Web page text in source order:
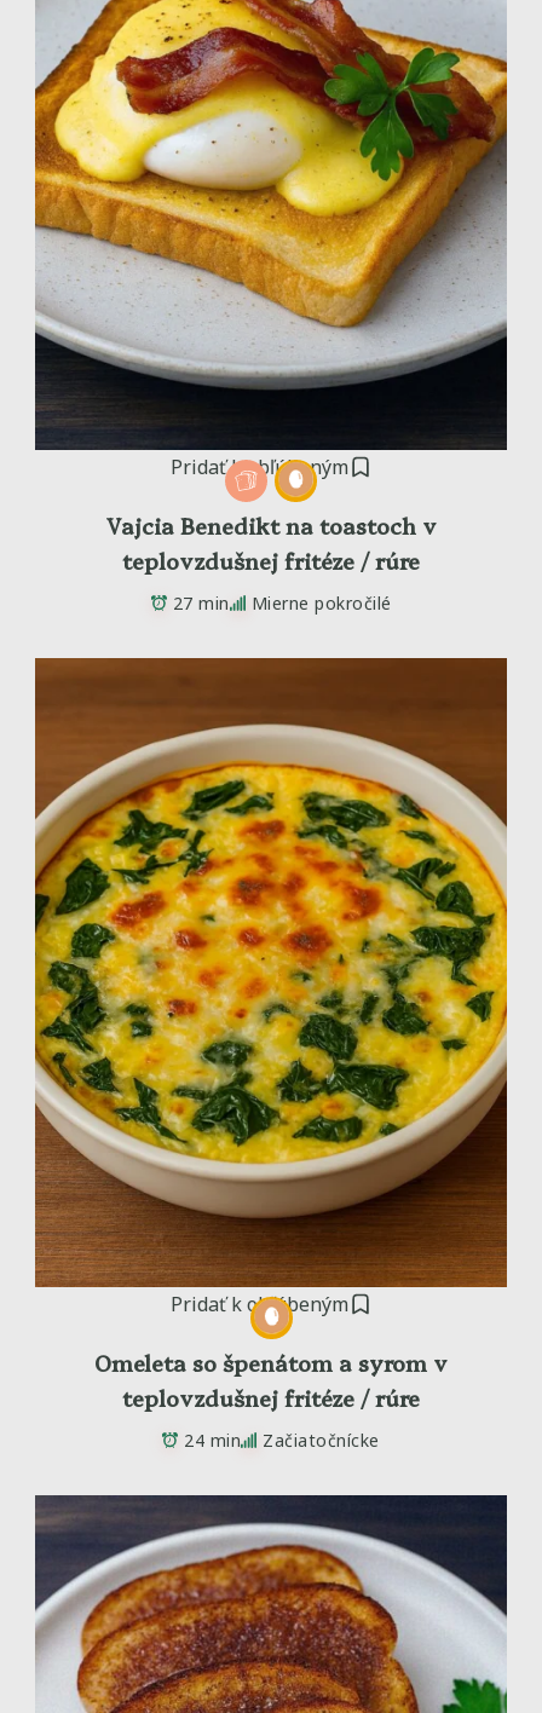
Pridať k obľúbeným
Vajcia Benedikt na toastoch v
teplovzdušnej fritéze / rúre
27 min Mierne pokročilé
Pridať k obľúbeným
Omeleta so špenátom a syrom v
teplovzdušnej fritéze / rúre
24 min Začiatočnícke